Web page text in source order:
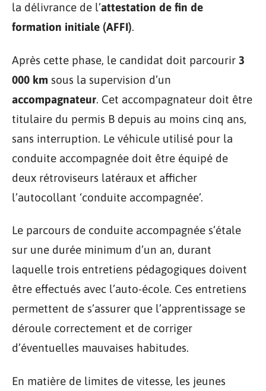
la délivrance de l’attestation de fin de
formation initiale (AFFI).
Après cette phase, le candidat doit parcourir 3
000 km sous la supervision d’un
accompagnateur. Cet accompagnateur doit être
titulaire du permis B depuis au moins cinq ans,
sans interruption. Le véhicule utilisé pour la
conduite accompagnée doit être équipé de
deux rétroviseurs latéraux et afficher
l’autocollant ‘conduite accompagnée’.
Le parcours de conduite accompagnée s’étale
sur une durée minimum d’un an, durant
laquelle trois entretiens pédagogiques doivent
être effectués avec l’auto-école. Ces entretiens
permettent de s’assurer que l’apprentissage se
déroule correctement et de corriger
d’éventuelles mauvaises habitudes.
En matière de limites de vitesse, les jeunes